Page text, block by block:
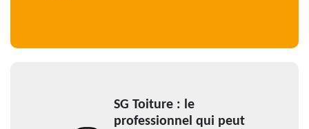
SG Toiture : le
professionnel qui peut